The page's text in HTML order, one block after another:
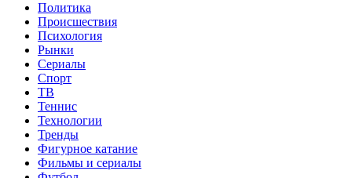
Политика
Происшествия
Психология
Рынки
Сериалы
Спорт
ТВ
Теннис
Технологии
Тренды
Фигурное катание
Фильмы и сериалы